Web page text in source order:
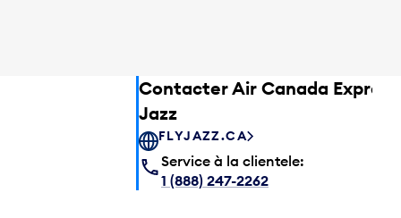
Contacter Air Canada Express
Jazz
FLYJAZZ.CA
Service à la clientele:
1 (888) 247-2262